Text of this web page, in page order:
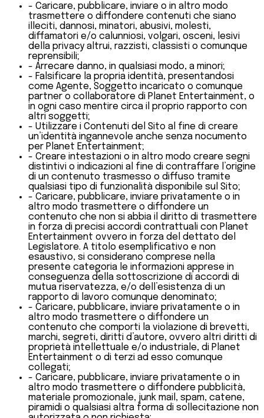
- Caricare, pubblicare, inviare o in altro modo
trasmettere o diffondere contenuti che siano
illeciti, dannosi, minatori, abusivi, molesti,
diffamatori e/o calunniosi, volgari, osceni, lesivi
della privacy altrui, razzisti, classisti o comunque
reprensibili;
- Arrecare danno, in qualsiasi modo, a minori;
- Falsificare la propria identità, presentandosi
come Agente, Soggetto incaricato o comunque
partner o collaboratore di Planet Entertainment, o
in ogni caso mentire circa il proprio rapporto con
altri soggetti;
- Utilizzare i Contenuti del Sito al fine di creare
un’identità ingannevole anche senza nocumento
per Planet Entertainment;
- Creare intestazioni o in altro modo creare segni
distintivi o indicazioni al fine di contraffare l’origine
di un contenuto trasmesso o diffuso tramite
qualsiasi tipo di funzionalità disponibile sul Sito;
- Caricare, pubblicare, inviare privatamente o in
altro modo trasmettere o diffondere un
contenuto che non si abbia il diritto di trasmettere
in forza di precisi accordi contrattuali con Planet
Entertainment ovvero in forza del dettato del
Legislatore. A titolo esemplificativo e non
esaustivo, si considerano comprese nella
presente categoria le informazioni apprese in
conseguenza della sottoscrizione di accordi di
mutua riservatezza, e/o dell’esistenza di un
rapporto di lavoro comunque denominato;
- Caricare, pubblicare, inviare privatamente o in
altro modo trasmettere o diffondere un
contenuto che comporti la violazione di brevetti,
marchi, segreti, diritti d’autore, ovvero altri diritti di
proprietà intellettuale e/o industriale, di Planet
Entertainment o di terzi ad esso comunque
collegati;
- Caricare, pubblicare, inviare privatamente o in
altro modo trasmettere o diffondere pubblicità,
materiale promozionale, junk mail, spam, catene,
piramidi o qualsiasi altra forma di sollecitazione non